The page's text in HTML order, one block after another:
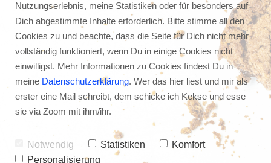
Lesetipps für 2020: 3
Bücher die dein Leben
verändern werden
Nutzungserlebnis, meine Statistiken oder für besonders auf
Dich abgestimmte Inhalte erforderlich. Bitte stimme all den
Cookies zu und beachte, dass die Seite für Dich nicht mehr
vollständig funktioniert, wenn Du in einige Cookies nicht
einwilligst. Mehr Informationen zu Cookies findest Du in
meine Datenschutzerklärung. Wer das hier liest und mir als
erster eine Mail schreibt, dem schicke ich Kekse und esse
sie via Zoom mit ihm/ihr.
Notwendig Statistiken
Komfort
Personalisierung